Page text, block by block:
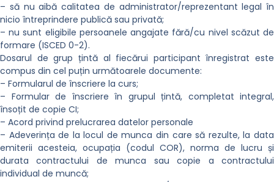
– să nu aibă calitatea de administrator/reprezentant legal în
nicio întreprindere publică sau privată;
– nu sunt eligibile persoanele angajate fără/cu nivel scăzut de
formare (ISCED 0-2).
Dosarul de grup țintă al fiecărui participant înregistrat este
compus din cel puțin următoarele documente:
– Formularul de înscriere la curs;
– Formular de înscriere în grupul țintă, completat integral,
însoțit de copie CI;
– Acord privind prelucrarea datelor personale
– Adeverința de la locul de munca din care să rezulte, la data
emiterii acesteia, ocupația (codul COR), norma de lucru și
durata contractului de munca sau copie a contractului
individual de muncă;